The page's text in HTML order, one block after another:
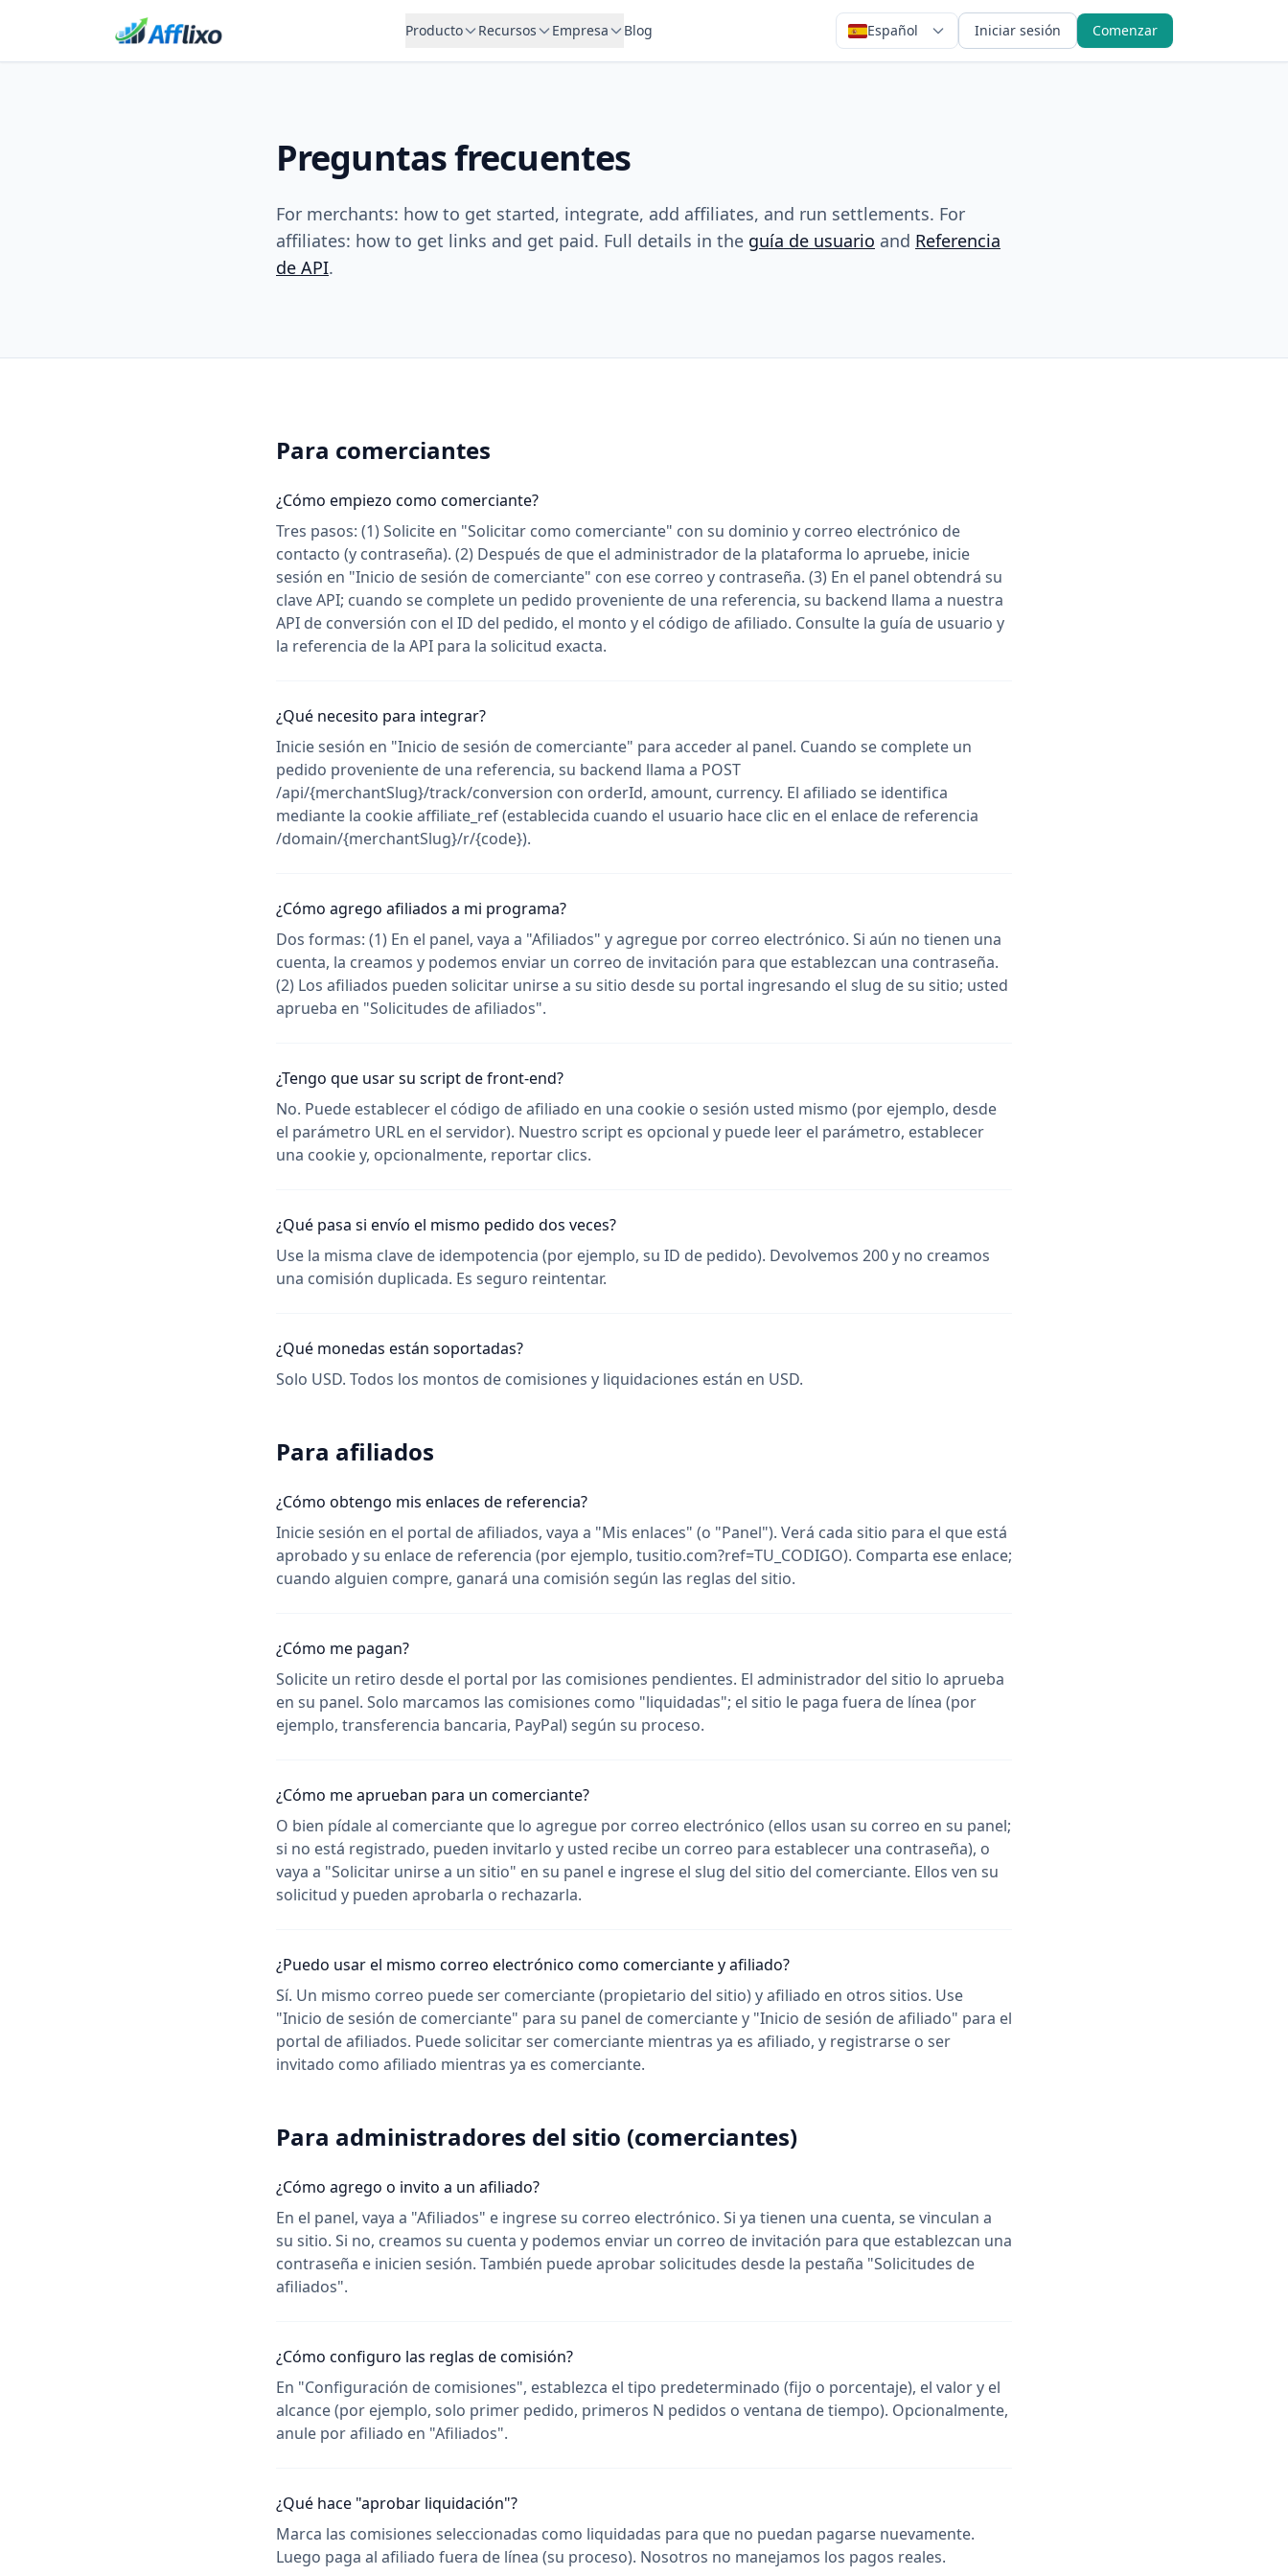
Producto Recursos Empresa Blog Español Iniciar sesión Comenzar
Preguntas frecuentes
For merchants: how to get started, integrate, add affiliates, and run settlements. For
affiliates: how to get links and get paid. Full details in the guía de usuario and Referencia
de API.
Para comerciantes
¿Cómo empiezo como comerciante?
Tres pasos: (1) Solicite en "Solicitar como comerciante" con su dominio y correo electrónico de
contacto (y contraseña). (2) Después de que el administrador de la plataforma lo apruebe, inicie
sesión en "Inicio de sesión de comerciante" con ese correo y contraseña. (3) En el panel obtendrá su
clave API; cuando se complete un pedido proveniente de una referencia, su backend llama a nuestra
API de conversión con el ID del pedido, el monto y el código de afiliado. Consulte la guía de usuario y
la referencia de la API para la solicitud exacta.
¿Qué necesito para integrar?
Inicie sesión en "Inicio de sesión de comerciante" para acceder al panel. Cuando se complete un
pedido proveniente de una referencia, su backend llama a POST
/api/{merchantSlug}/track/conversion con orderId, amount, currency. El afiliado se identifica
mediante la cookie affiliate_ref (establecida cuando el usuario hace clic en el enlace de referencia
/domain/{merchantSlug}/r/{code}).
¿Cómo agrego afiliados a mi programa?
Dos formas: (1) En el panel, vaya a "Afiliados" y agregue por correo electrónico. Si aún no tienen una
cuenta, la creamos y podemos enviar un correo de invitación para que establezcan una contraseña.
(2) Los afiliados pueden solicitar unirse a su sitio desde su portal ingresando el slug de su sitio; usted
aprueba en "Solicitudes de afiliados".
¿Tengo que usar su script de front-end?
No. Puede establecer el código de afiliado en una cookie o sesión usted mismo (por ejemplo, desde
el parámetro URL en el servidor). Nuestro script es opcional y puede leer el parámetro, establecer
una cookie y, opcionalmente, reportar clics.
¿Qué pasa si envío el mismo pedido dos veces?
Use la misma clave de idempotencia (por ejemplo, su ID de pedido). Devolvemos 200 y no creamos
una comisión duplicada. Es seguro reintentar.
¿Qué monedas están soportadas?
Solo USD. Todos los montos de comisiones y liquidaciones están en USD.
Para afiliados
¿Cómo obtengo mis enlaces de referencia?
Inicie sesión en el portal de afiliados, vaya a "Mis enlaces" (o "Panel"). Verá cada sitio para el que está
aprobado y su enlace de referencia (por ejemplo, tusitio.com?ref=TU_CODIGO). Comparta ese enlace;
cuando alguien compre, ganará una comisión según las reglas del sitio.
¿Cómo me pagan?
Solicite un retiro desde el portal por las comisiones pendientes. El administrador del sitio lo aprueba
en su panel. Solo marcamos las comisiones como "liquidadas"; el sitio le paga fuera de línea (por
ejemplo, transferencia bancaria, PayPal) según su proceso.
¿Cómo me aprueban para un comerciante?
O bien pídale al comerciante que lo agregue por correo electrónico (ellos usan su correo en su panel;
si no está registrado, pueden invitarlo y usted recibe un correo para establecer una contraseña), o
vaya a "Solicitar unirse a un sitio" en su panel e ingrese el slug del sitio del comerciante. Ellos ven su
solicitud y pueden aprobarla o rechazarla.
¿Puedo usar el mismo correo electrónico como comerciante y afiliado?
Sí. Un mismo correo puede ser comerciante (propietario del sitio) y afiliado en otros sitios. Use
"Inicio de sesión de comerciante" para su panel de comerciante y "Inicio de sesión de afiliado" para el
portal de afiliados. Puede solicitar ser comerciante mientras ya es afiliado, y registrarse o ser
invitado como afiliado mientras ya es comerciante.
Para administradores del sitio (comerciantes)
¿Cómo agrego o invito a un afiliado?
En el panel, vaya a "Afiliados" e ingrese su correo electrónico. Si ya tienen una cuenta, se vinculan a
su sitio. Si no, creamos su cuenta y podemos enviar un correo de invitación para que establezcan una
contraseña e inicien sesión. También puede aprobar solicitudes desde la pestaña "Solicitudes de
afiliados".
¿Cómo configuro las reglas de comisión?
En "Configuración de comisiones", establezca el tipo predeterminado (fijo o porcentaje), el valor y el
alcance (por ejemplo, solo primer pedido, primeros N pedidos o ventana de tiempo). Opcionalmente,
anule por afiliado en "Afiliados".
¿Qué hace "aprobar liquidación"?
Marca las comisiones seleccionadas como liquidadas para que no puedan pagarse nuevamente.
Luego paga al afiliado fuera de línea (su proceso). Nosotros no manejamos los pagos reales.